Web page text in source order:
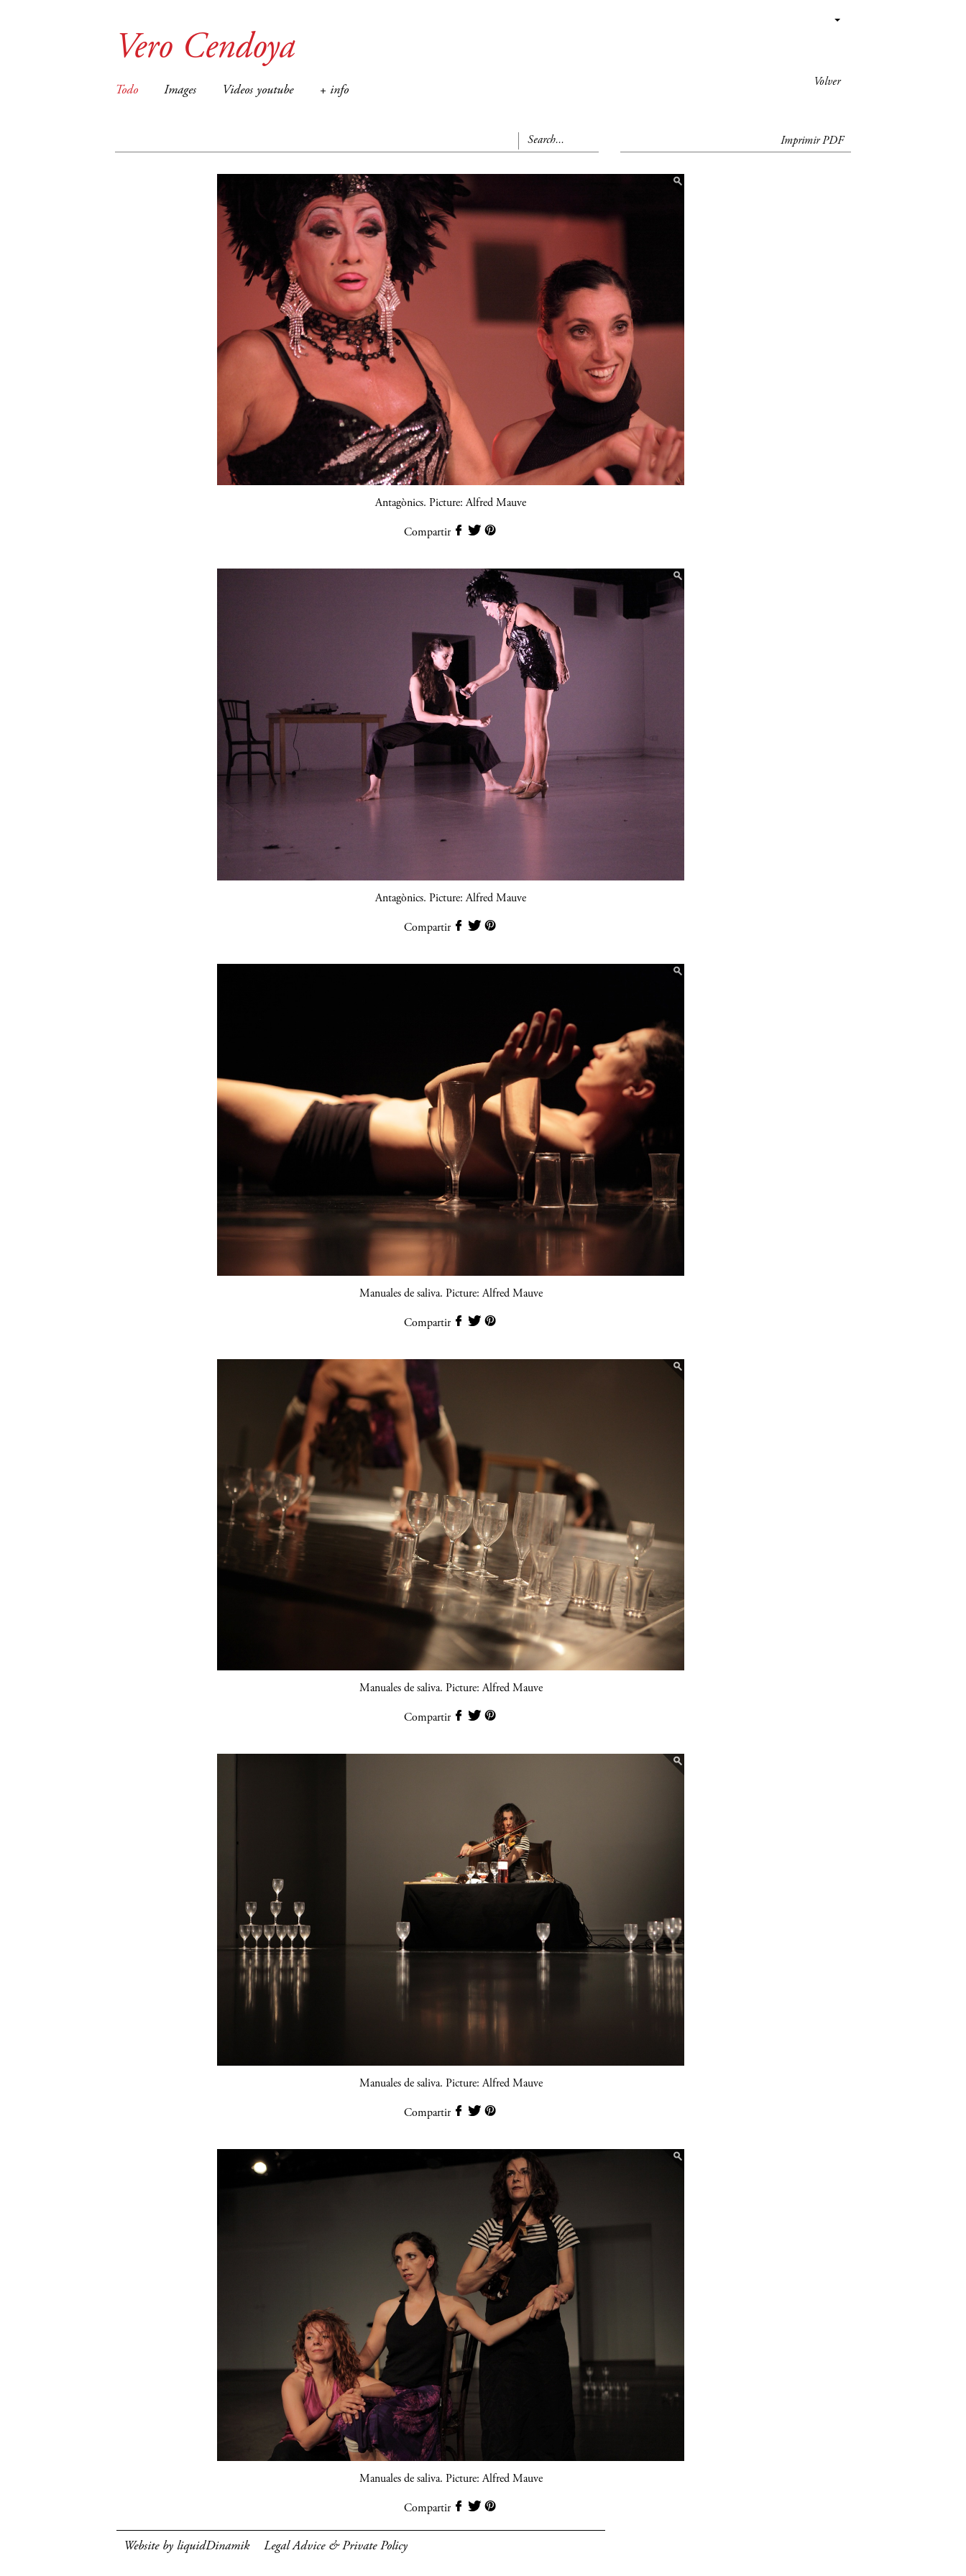
Volver
Vero Cendoya
Todo Images Videos youtube + info
Imprimir PDF
Antagònics. Picture: Alfred Mauve
Compartir
Antagònics. Picture: Alfred Mauve
Compartir
Manuales de saliva. Picture: Alfred Mauve
Compartir
Manuales de saliva. Picture: Alfred Mauve
Compartir
Manuales de saliva. Picture: Alfred Mauve
Compartir
Manuales de saliva. Picture: Alfred Mauve
Compartir
Website by liquidDinamik Legal Advice & Private Policy